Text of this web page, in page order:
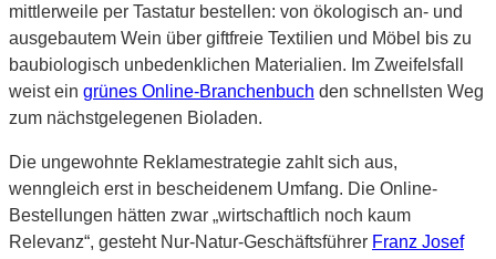
mittlerweile per Tastatur bestellen: von ökologisch an- und
ausgebautem Wein über giftfreie Textilien und Möbel bis zu
baubiologisch unbedenklichen Materialien. Im Zweifelsfall
weist ein grünes Online-Branchenbuch den schnellsten Weg
zum nächstgelegenen Bioladen.
Die ungewohnte Reklamestrategie zahlt sich aus,
wenngleich erst in bescheidenem Umfang. Die Online-
Bestellungen hätten zwar „wirtschaftlich noch kaum
Relevanz“, gesteht Nur-Natur-Geschäftsführer Franz Josef